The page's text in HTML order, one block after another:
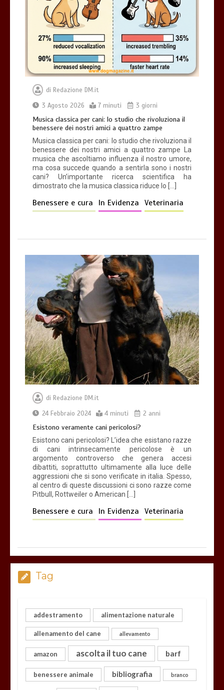
di Redazione DM.it
3 Agosto 2026
7 minuti 3 giorni
Musica classica per cani: lo studio che rivoluziona il
benessere dei nostri amici a quattro zampe
Musica classica per cani: lo studio che rivoluziona il
benessere dei nostri amici a quattro zampe La
musica che ascoltiamo influenza il nostro umore,
ma cosa succede quando a sentirla sono i nostri
cani? Un’importante ricerca scientifica ha
dimostrato che la musica classica riduce lo […]
Benessere e cura In Evidenza Veterinaria
di Redazione DM.it
24 Febbraio 2024
4 minuti 2 anni
Esistono veramente cani pericolosi?
Esistono cani pericolosi? L’idea che esistano razze
di cani intrinsecamente pericolose è un
argomento controverso che genera accesi
dibattiti, soprattutto ultimamente alla luce delle
aggressioni che si sono verificate in italia. Spesso,
al centro di queste discussioni ci sono razze come
Pitbull, Rottweiler o American […]
Benessere e cura In Evidenza Veterinaria
Tag
addestramento alimentazione naturale
allenamento del cane allevamento
amazon ascolta il tuo cane barf
benessere animale bibliografia branco